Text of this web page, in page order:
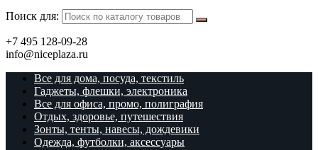
Поиск для:
+7 495 128-09-28
info@niceplaza.ru
Все для дома, посуда, текстиль
Гаджеты, флешки, электроника
Все для офиса, промо, полиграфия
Отдых, здоровье, путешествия
Зонты, тенты, навесы, дождевики
Одежда, футболки, аксессуары